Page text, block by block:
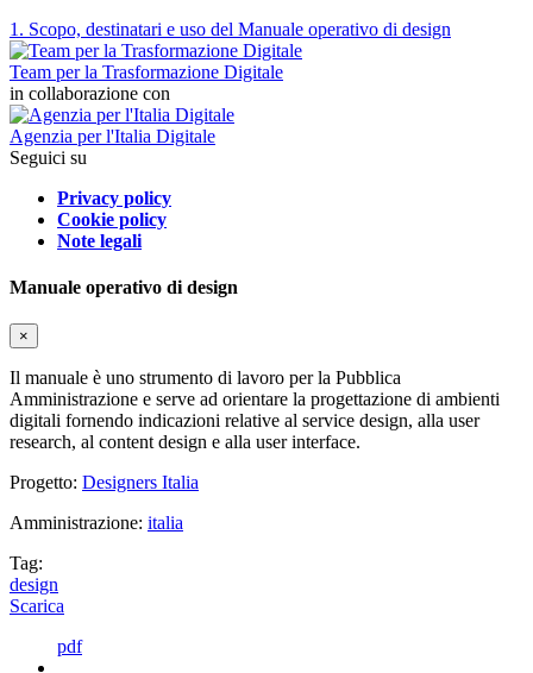
1. Scopo, destinatari e uso del Manuale operativo di design
Team per la Trasformazione Digitale
in collaborazione con
Agenzia per l'Italia Digitale
Seguici su
Privacy policy
Cookie policy
Note legali
Manuale operativo di design
×
Il manuale è uno strumento di lavoro per la Pubblica
Amministrazione e serve ad orientare la progettazione di ambienti
digitali fornendo indicazioni relative al service design, alla user
research, al content design e alla user interface.
Progetto: Designers Italia
Amministrazione: italia
Tag:
design
Scarica
pdf